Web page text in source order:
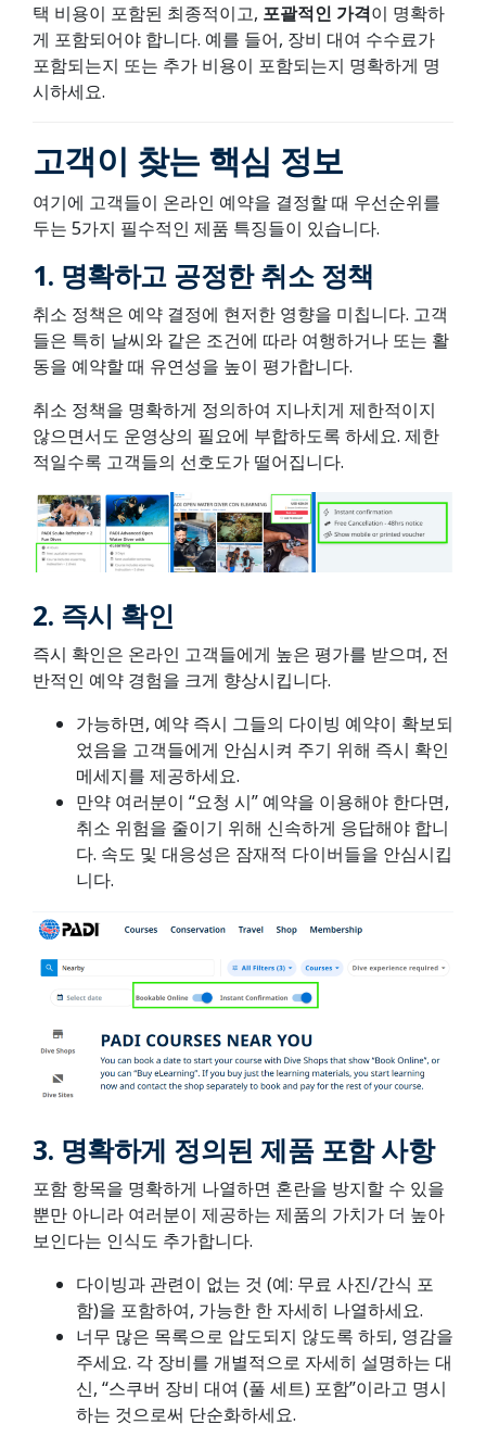
택 비용이 포함된 최종적이고, 포괄적인 가격이 명확하
게 포함되어야 합니다. 예를 들어, 장비 대여 수수료가
포함되는지 또는 추가 비용이 포함되는지 명확하게 명
시하세요.
고객이 찾는 핵심 정보
여기에 고객들이 온라인 예약을 결정할 때 우선순위를
두는 5가지 필수적인 제품 특징들이 있습니다.
1. 명확하고 공정한 취소 정책
취소 정책은 예약 결정에 현저한 영향을 미칩니다. 고객
들은 특히 날씨와 같은 조건에 따라 여행하거나 또는 활
동을 예약할 때 유연성을 높이 평가합니다.
취소 정책을 명확하게 정의하여 지나치게 제한적이지
않으면서도 운영상의 필요에 부합하도록 하세요. 제한
적일수록 고객들의 선호도가 떨어집니다.
2. 즉시 확인
즉시 확인은 온라인 고객들에게 높은 평가를 받으며, 전
반적인 예약 경험을 크게 향상시킵니다.
가능하면, 예약 즉시 그들의 다이빙 예약이 확보되
었음을 고객들에게 안심시켜 주기 위해 즉시 확인
메세지를 제공하세요.
만약 여러분이 “요청 시” 예약을 이용해야 한다면,
취소 위험을 줄이기 위해 신속하게 응답해야 합니
다. 속도 및 대응성은 잠재적 다이버들을 안심시킵
니다.
3. 명확하게 정의된 제품 포함 사항
포함 항목을 명확하게 나열하면 혼란을 방지할 수 있을
뿐만 아니라 여러분이 제공하는 제품의 가치가 더 높아
보인다는 인식도 추가합니다.
다이빙과 관련이 없는 것 (예: 무료 사진/간식 포
함)을 포함하여, 가능한 한 자세히 나열하세요.
너무 많은 목록으로 압도되지 않도록 하되, 영감을
주세요. 각 장비를 개별적으로 자세히 설명하는 대
신, “스쿠버 장비 대여 (풀 세트) 포함”이라고 명시
하는 것으로써 단순화하세요.